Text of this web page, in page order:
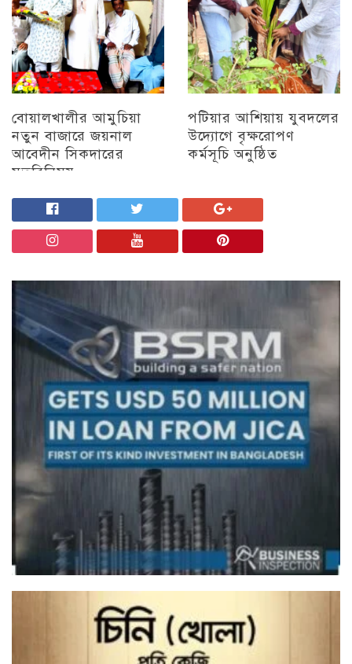
বোয়ালখালীর আমুচিয়া
নতুন বাজারে জয়নাল
আবেদীন সিকদারের
মতবিনিময়
চট্টগ্রাম
পটিয়ার আশিয়ায় যুবদলের
উদ্যোগে বৃক্ষরোপণ
কর্মসূচি অনুষ্ঠিত